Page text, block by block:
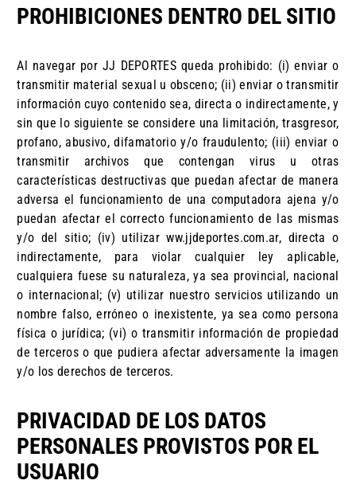
PROHIBICIONES DENTRO DEL SITIO
Al navegar por JJ DEPORTES queda prohibido: (i) enviar o
transmitir material sexual u obsceno; (ii) enviar o transmitir
información cuyo contenido sea, directa o indirectamente, y
sin que lo siguiente se considere una limitación, trasgresor,
profano, abusivo, difamatorio y/o fraudulento; (iii) enviar o
transmitir archivos que contengan virus u otras
características destructivas que puedan afectar de manera
adversa el funcionamiento de una computadora ajena y/o
puedan afectar el correcto funcionamiento de las mismas
y/o del sitio; (iv) utilizar ww.jjdeportes.com.ar, directa o
indirectamente, para violar cualquier ley aplicable,
cualquiera fuese su naturaleza, ya sea provincial, nacional
o internacional; (v) utilizar nuestro servicios utilizando un
nombre falso, erróneo o inexistente, ya sea como persona
física o jurídica; (vi) o transmitir información de propiedad
de terceros o que pudiera afectar adversamente la imagen
y/o los derechos de terceros.
PRIVACIDAD DE LOS DATOS
PERSONALES PROVISTOS POR EL
USUARIO